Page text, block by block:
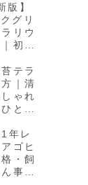
版】
グリ
リウ
初心
テラ
｜清
ゃれ
とつ
年レ
ゴヒ
・飼
事情